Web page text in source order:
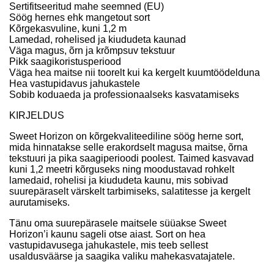
Sertifitseeritud mahe seemned (EU)
Söög hernes ehk mangetout sort
Kõrgekasvuline, kuni 1,2 m
Lamedad, rohelised ja kiududeta kaunad
Väga magus, õrn ja krõmpsuv tekstuur
Pikk saagikoristusperiood
Väga hea maitse nii toorelt kui ka kergelt kuumtöödelduna
Hea vastupidavus jahukastele
Sobib koduaeda ja professionaalseks kasvatamiseks
KIRJELDUS
Sweet Horizon on kõrgekvaliteediline söög herne sort,
mida hinnatakse selle erakordselt magusa maitse, õrna
tekstuuri ja pika saagiperioodi poolest. Taimed kasvavad
kuni 1,2 meetri kõrguseks ning moodustavad rohkelt
lamedaid, rohelisi ja kiududeta kaunu, mis sobivad
suurepäraselt värskelt tarbimiseks, salatitesse ja kergelt
aurutamiseks.
Tänu oma suurepärasele maitsele süüakse Sweet
Horizon’i kaunu sageli otse aiast. Sort on hea
vastupidavusega jahukastele, mis teeb sellest
usaldusväärse ja saagika valiku mahekasvatajatele.